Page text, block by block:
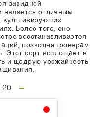
завидной
является отличным
культивирующих
Более того, оно
восстанавливается
позволяя гроверам
Этот сорт воплощает в
и щедрую урожайность
20